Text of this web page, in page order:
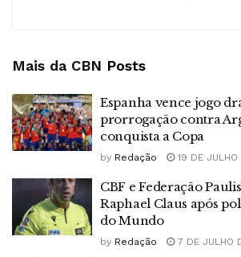
Mais da CBN Posts
Espanha vence jogo
prorrogação contra
conquista a Copa
by Redação 19 DE JULHO
CBF e Federação
Raphael Claus após
do Mundo
by Redação 7 DE JULHO